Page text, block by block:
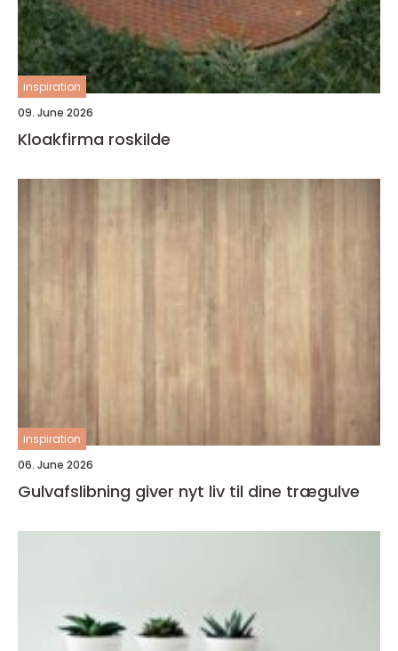
inspiration
09. June 2026
Kloakfirma roskilde
inspiration
06. June 2026
Gulvafslibning giver nyt liv til dine trægulve